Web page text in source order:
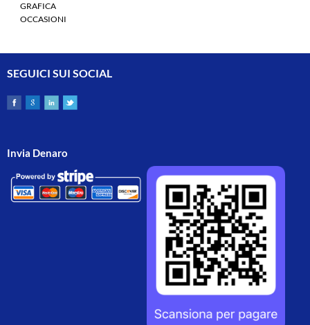
GRAFICA
OCCASIONI
SEGUICI SUI SOCIAL
Invia Denaro